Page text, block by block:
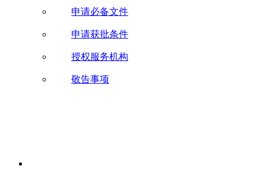
申请必备文件
申请获批条件
授权服务机构
敬告事项